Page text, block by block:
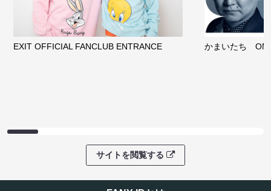
EXIT OFFICIAL FANCLUB ENTRANCE かまいたち
サイトを閲覧する